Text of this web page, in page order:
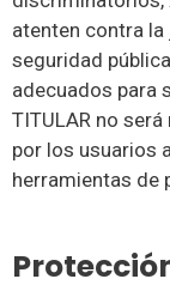
atenten contra la
seguridad
adecuados para
TITULAR no
por los usuarios
herramientas de